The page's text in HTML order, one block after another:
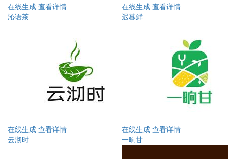
在线生成 查看详情
沁语茶
在线生成 查看详情
迟暮鲜
在线生成 查看详情
云沏时
在线生成 查看详情
一晌甘